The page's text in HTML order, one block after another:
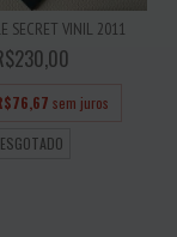
SECRET VINIL 2011
sem juros
ESGOTADO